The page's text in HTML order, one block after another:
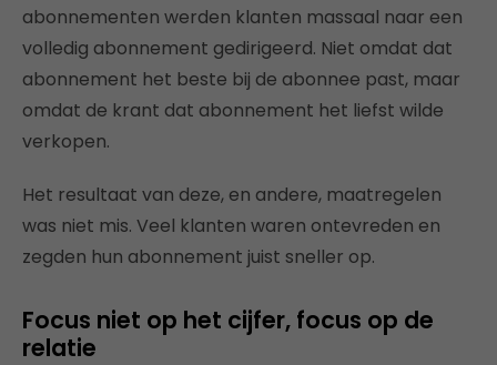
abonnementen werden klanten massaal naar een
volledig abonnement gedirigeerd. Niet omdat dat
abonnement het beste bij de abonnee past, maar
omdat de krant dat abonnement het liefst wilde
verkopen.
Het resultaat van deze, en andere, maatregelen
was niet mis. Veel klanten waren ontevreden en
zegden hun abonnement juist sneller op.
Focus niet op het cijfer, focus op de
relatie